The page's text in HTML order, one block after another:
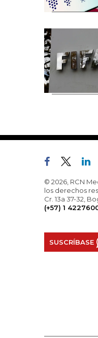
© 2026, RCN
los derechos
Cr. 13a 37-32,
(+57) 1
SUSCRÍBASE